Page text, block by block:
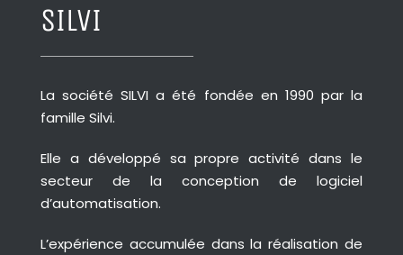
SILVI
La société SILVI a été fondée en 1990 par la
famille Silvi.
Elle a développé sa propre activité dans le
secteur de la conception de logiciel
d’automatisation.
L’expérience accumulée dans la réalisation de